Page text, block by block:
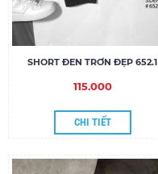
SHORT ĐEN TRƠN ĐẸP 652.1
115.000
CHI TIẾT